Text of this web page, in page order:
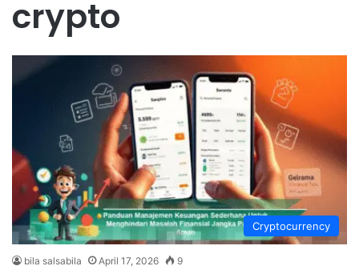
crypto
Cryptocurrency
bila salsabila April 17, 2026 9